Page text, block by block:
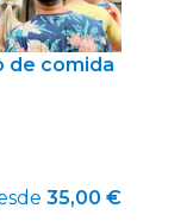
de comida
35,00 €